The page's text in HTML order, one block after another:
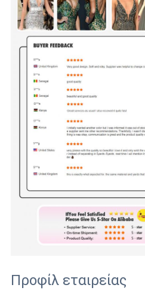
Προφίλ εταιρείας